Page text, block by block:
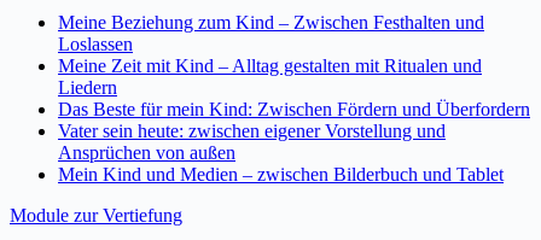
Meine Beziehung zum Kind – Zwischen Festhalten und
Loslassen
Meine Zeit mit Kind – Alltag gestalten mit Ritualen und
Liedern
Das Beste für mein Kind: Zwischen Fördern und Überfordern
Vater sein heute: zwischen eigener Vorstellung und
Ansprüchen von außen
Mein Kind und Medien – zwischen Bilderbuch und Tablet
Module zur Vertiefung